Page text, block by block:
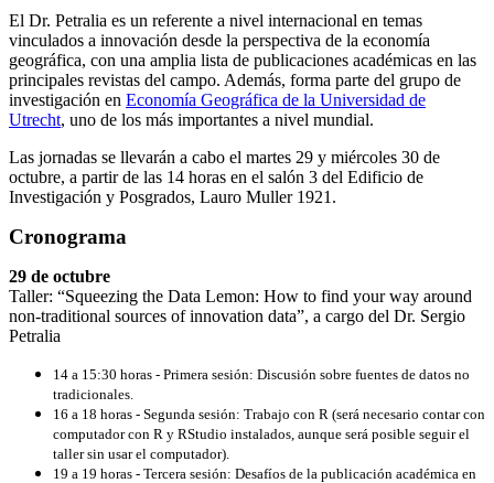
El Dr. Petralia es un referente a nivel internacional en temas
vinculados a innovación desde la perspectiva de la economía
geográfica, con una amplia lista de publicaciones académicas en las
principales revistas del campo. Además, forma parte del grupo de
investigación en Economía Geográfica de la Universidad de
Utrecht, uno de los más importantes a nivel mundial.
Las jornadas se llevarán a cabo el martes 29 y miércoles 30 de
octubre, a partir de las 14 horas en el salón 3 del Edificio de
Investigación y Posgrados, Lauro Muller 1921.
Cronograma
29 de octubre
Taller: “Squeezing the Data Lemon: How to find your way around
non-traditional sources of innovation data”, a cargo del Dr. Sergio
Petralia
14 a 15:30 horas - Primera sesión: Discusión sobre fuentes de datos no
tradicionales.
16 a 18 horas - Segunda sesión: Trabajo con R (será necesario contar con
computador con R y RStudio instalados, aunque será posible seguir el
taller sin usar el computador).
19 a 19 horas - Tercera sesión: Desafíos de la publicación académica en